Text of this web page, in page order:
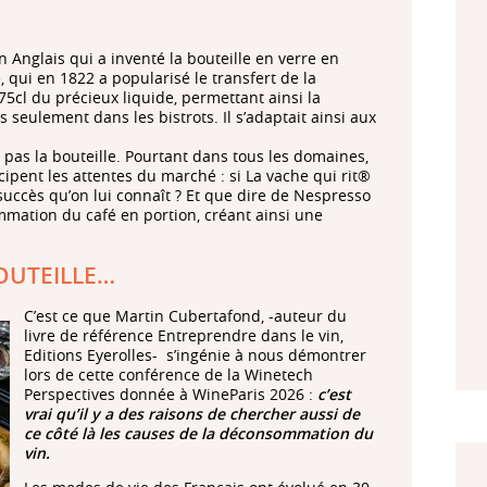
Anglais qui a inventé la bouteille en verre en
qui en 1822 a popularisé le transfert de la
du précieux liquide, permettant ainsi la
dans les bistrots. Il s’adaptait ainsi aux
la bouteille. Pourtant dans tous les domaines,
les attentes du marché : si La vache qui rit®
qu’on lui connaît ? Et que dire de Nespresso
du café en portion, créant ainsi une
C’est ce que Martin Cubertafond, -auteur du
livre de référence Entreprendre dans le vin,
Editions Eyerolles- s’ingénie à nous démontrer
lors de cette conférence de la Winetech
Perspectives donnée à WineParis 2026 : c’est
vrai qu’il y a des raisons de chercher aussi de
ce côté là les causes de la déconsommation du
vin.